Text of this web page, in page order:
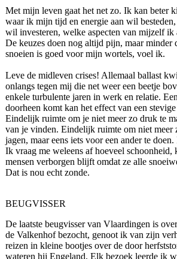
Met mijn leven gaat het net zo. Ik kan beter
waar ik mijn tijd en energie aan wil
wil investeren, welke aspecten van mijzelf ik
De keuzes doen nog altijd pijn, maar minder
snoeien is goed voor mijn wortels, voel ik.
Leve de midleven crises! Allemaal ballast
onlangs tegen mij die net weer een beetje
enkele turbulente jaren in werk en relatie.
doorheen komt kan het effect van een
Eindelijk ruimte om je niet meer zo druk te
van je vinden. Eindelijk ruimte om niet meer
jagen, maar eens iets voor een ander te
Ik vraag me weleens af hoeveel schoonheid,
mensen verborgen blijft omdat ze alle
Dat is nou echt zonde.
BEUGVISSER
De laatste beugvisser van Vlaardingen is
de Valkenhof bezocht, genoot ik van zijn
reizen in kleine bootjes over de door
wateren hij Engeland. Elk bezoek leerde ik